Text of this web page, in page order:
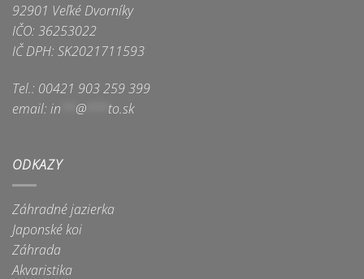
92901 Veľké Dvorníky
IČO: 36253022
IČ DPH: SK2021711593
Tel.: 00421 903 259 399
email: in @ to.sk
ODKAZY
Záhradné jazierka
Japonské koi
Záhrada
Akvaristika